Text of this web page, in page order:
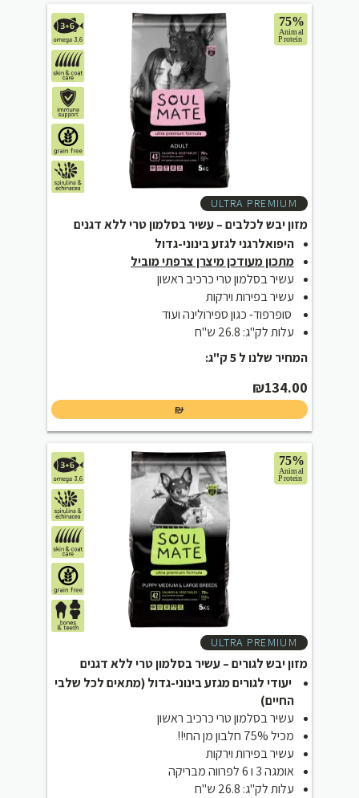
ULTRA PREMIUM
מזון יבש לכלבים – עשיר בסלמון טרי ללא דגנים
היפואלרגני לגזע בינוני-גדול
מתכון מעודכן מיצרן צרפתי מוביל
עשיר בסלמון טרי כרכיב ראשון
עשיר בפירות וירקות
סופרפוד- כגון ספירולינה ועוד
עלות לק"ג: 26.8 ש"ח
המחיר שלנו ל 5 ק"ג:
₪134.00
₪
ULTRA PREMIUM
מזון יבש לגורים – עשיר בסלמון טרי ללא דגנים
יעודי לגורים מגזע בינוני-גדול (מתאים לכל שלבי
החיים)
עשיר בסלמון טרי כרכיב ראשון
מכיל 75% חלבון מן החי!!
עשיר בפירות וירקות
אומגה 3 ו 6 לפרווה מבריקה
עלות לק"ג: 26.8 ש"ח